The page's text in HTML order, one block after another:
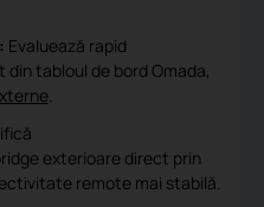
Evaluează rapid
tabloul de bord Omada,
.
exterioare direct prin
remote mai stabilă.